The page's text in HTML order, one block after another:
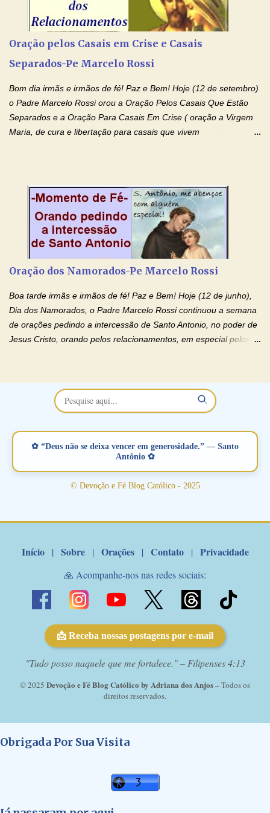
(Rezar durante nove dias seguidos ou intercalados) Nhá Chica,
recorro a vós como intercessora entre a Bondade Divina e as
entregueis nas mãos do Santíssimo o meu pedido urgente (Fazer
o pedido). Acolhei, Nhá Chica, no vosso coração bondoso as
Oração pelos Casais em Crise e Casais
Separados-Pe Marcelo Rossi
Bom dia irmãs e irmãos de fé! Paz e Bem! Hoje (12 de setembro)
o Padre Marcelo Rossi orou a Oração Pelos Casais Que Estão
Separados e a Oração Para Casais Em Crise ( oração a Virgem
Maria, de cura e libertação para casais que vivem
no programa de rádio Momento de Fé, pela cura dos
relacionamentos. Seu relacionamento está doente? Você está
sofrendo? Então ouça o Momento de Fé e entre nesta corrente
de orações abençoadas, d eixe o Amor Ágape de Jesus curar e
restaurar você e seu relacionamento. Adriana-Devoção e Fé
separados, devido ao envolvimento de outras pessoas no
relacionamento e que minaram, espiritualmente, a relação do
casal. Vamos orar (coloque o seu esposo ou esposa diante de
Deus). "Senhor Jesus, restaura os laços ...
Oração dos Namorados-Pe Marcelo Rossi
Boa tarde irmãs e irmãos de fé! Paz e Bem! Hoje (12 de junho),
Dia dos Namorados, o Padre Marcelo Rossi continuou a semana
de orações pedindo a intercessão de Santo Antonio, no poder de
Jesus Cristo, orando pelos relacionamentos, em especial pelos
maravilhosos cartões que coloquei aqui para vocês. Não perca
esta abençoada semana no Momento de Fé do Padre Marcelo,
vamos juntos formar esta forte corrente de orações. Você que
verdadeiro, ou que está com problemas no relacionamento
amoroso, creia na poderosa intercessão deste santo amigo:
Santo Antonio! Tenha fé, não desista, pois ele intercede por nós
junto a Jesus! Fique no Amor Ágape de Jesus e no Amor Materno
✿ “Deus não se deixa vencer em generosidade.” — Santo
Antônio ✿
© Devoção e Fé Blog Católico - 2025
Início | Sobre | Orações | Contato | Privacidade
🙏 Acompanhe-nos nas redes sociais:
📩 Receba nossas postagens por e-mail
"Tudo posso naquele que me fortalece." – Filipenses 4:13
© 2025 Devoção e Fé Blog Católico by Adriana dos Anjos– Todos os
direitos reservados.
Obrigada Por Sua Visita